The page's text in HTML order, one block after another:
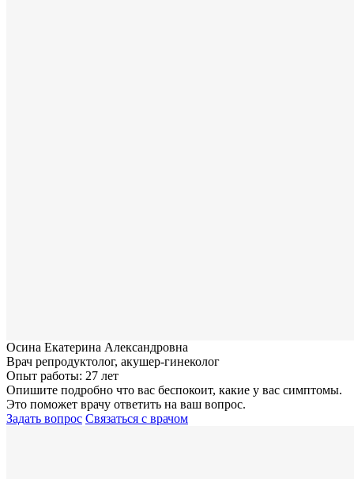
Осина Екатерина Александровна
Врач репродуктолог, акушер-гинеколог
Опыт работы: 27 лет
Опишите подробно что вас беспокоит, какие у вас симптомы.
Это поможет врачу ответить на ваш вопрос.
Задать вопрос Связаться с врачом